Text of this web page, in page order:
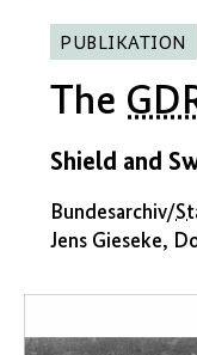
PUBLIKATION
The
Shield and
Bundesarchiv/
Jens Gieseke,